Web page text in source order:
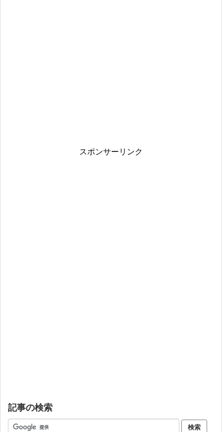
スポンサーリンク
記事の検索